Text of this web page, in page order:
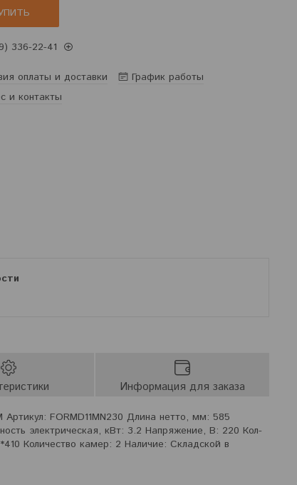
336-22-41
оплаты и доставки
График работы
и контакты
Информация для заказа
FORMD11MN230 Длина нетто, мм: 585
электрическая, кВт: 3.2 Напряжение, В: 220 Кол-
Количество камер: 2 Наличие: Складской в